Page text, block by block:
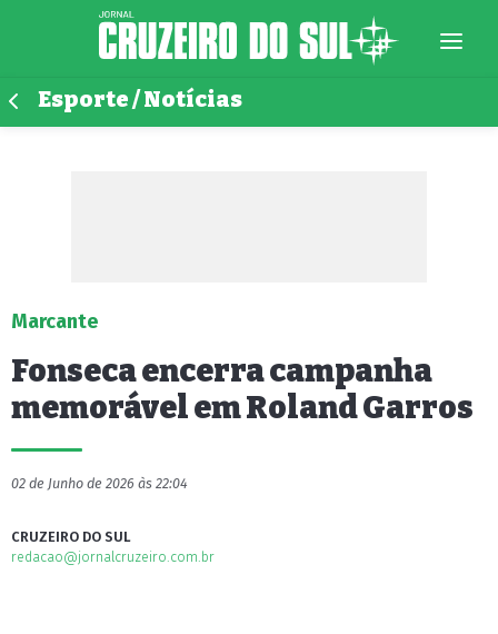
Esporte / Notícias
Marcante
Fonseca encerra campanha
memorável em Roland Garros
02 de Junho de 2026 às 22:04
CRUZEIRO DO SUL
redacao@jornalcruzeiro.com.br